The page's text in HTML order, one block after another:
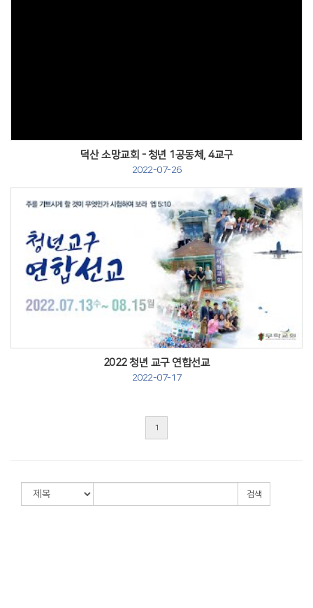
덕산 소망교회 - 청년 1공동체, 4교구
2022-07-26
2022 청년 교구 연합선교
2022-07-17
1
검색